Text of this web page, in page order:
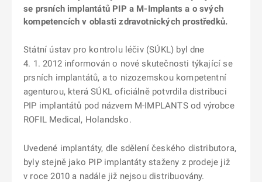
se prsních implantátů PIP a M-Implants a o svých
kompetencích v oblasti zdravotnických prostředků.
Státní ústav pro kontrolu léčiv (SÚKL) byl dne
4. 1. 2012 informován o nové skutečnosti týkající se
prsních implantátů, a to nizozemskou kompetentní
agenturou, která SÚKL oficiálně potvrdila distribuci
PIP implantátů pod názvem M-IMPLANTS od výrobce
ROFIL Medical, Holandsko.
Uvedené implantáty, dle sdělení českého distributora,
byly stejně jako PIP implantáty staženy z prodeje již
v roce 2010 a nadále již nejsou distribuovány.